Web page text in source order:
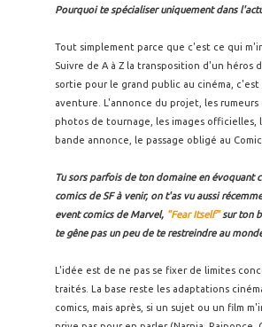
Pourquoi te spécialiser uniquement dans
Tout simplement parce que c'est ce qui
Suivre de A à Z la transposition d'un héros
sortie pour le grand public au cinéma, c'est
aventure. L'annonce du projet, les rumeurs
photos de tournage, les images officielles,
bande annonce, le passage obligé au
Tu sors parfois de ton domaine en évoquant
comics de SF à venir, on t'as vu aussi
event comics de Marvel, "Fear Itself"sur ton
te gêne pas un peu de te restreindre au
L'idée est de ne pas se fixer de limites
traités. La base reste les adaptations
comics, mais après, si un sujet ou un film